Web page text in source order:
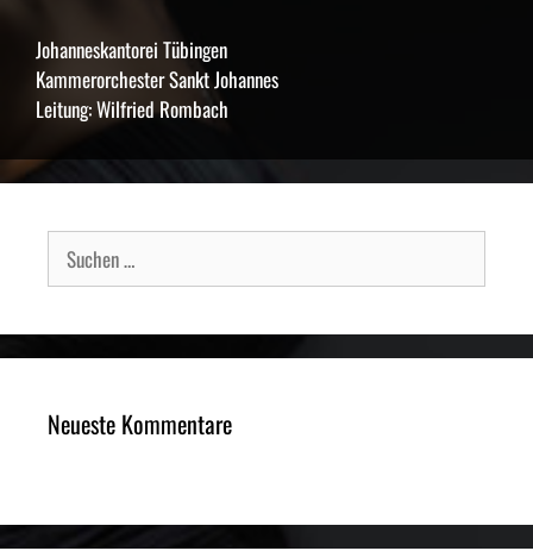
Johanneskantorei Tübingen
Kammerorchester Sankt Johannes
Leitung: Wilfried Rombach
Suche
nach:
Neueste Kommentare